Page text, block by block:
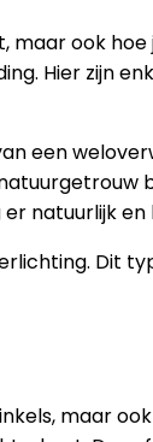
ook
Hier zijn
een
natuurlijk en
Dit
maar